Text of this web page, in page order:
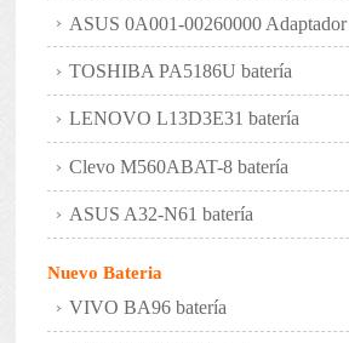
ASUS 0A001-00260000 Adaptador
TOSHIBA PA5186U batería
LENOVO L13D3E31 batería
Clevo M560ABAT-8 batería
ASUS A32-N61 batería
Nuevo Bateria
VIVO BA96 batería